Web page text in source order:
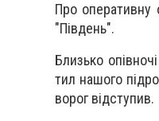
Про оперативну
"Південь".
Близько
тил нашого
ворог відступив.